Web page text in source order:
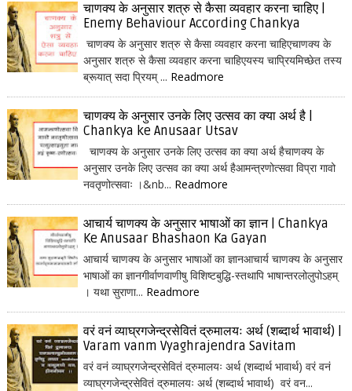
चाणक्य के अनुसार शत्रु से कैसा व्यवहार करना चाहिए |
Enemy Behaviour According Chankya
चाणक्य के अनुसार शत्रु से कैसा व्यवहार करना चाहिएचाणक्य के
अनुसार शत्रु से कैसा व्यवहार करना चाहिएयस्य चाप्रियमिच्छेत तस्य
ब्रूयात् सदा प्रियम् ... Readmore
चाणक्य के अनुसार उनके लिए उत्सव का क्या अर्थ है |
Chankya ke Anusaar Utsav
चाणक्य के अनुसार उनके लिए उत्सव का क्या अर्थ हैचाणक्य के
अनुसार उनके लिए उत्सव का क्या अर्थ हैआमन्त्रणोत्सवा विप्रा गावो
नवतृणोत्सवाः ।&nb... Readmore
आचार्य चाणक्य के अनुसार भाषाओं का ज्ञान | Chankya
Ke Anusaar Bhashaon Ka Gayan
आचार्य चाणक्य के अनुसार भाषाओं का ज्ञानआचार्य चाणक्य के अनुसार
भाषाओं का ज्ञानगीर्वाणवाणीषु विशिष्टबुद्धि-स्तथापि भाषान्तरलोलुपोऽहम्
। यथा सुराणा... Readmore
वरं वनं व्याघ्रगजेन्द्रसेवितं द्रुमालयः अर्थ (शब्दार्थ भावार्थ) |
Varam vanm Vyaghrajendra Savitam
वरं वनं व्याघ्रगजेन्द्रसेवितं द्रुमालयः अर्थ (शब्दार्थ भावार्थ) वरं वनं
व्याघ्रगजेन्द्रसेवितं द्रुमालयः अर्थ (शब्दार्थ भावार्थ) वरं वन...